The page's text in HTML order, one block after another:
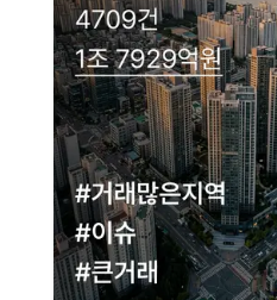
네이버 지
현재 네이버 지도 연결이 원활하
이용에 불편을
다시